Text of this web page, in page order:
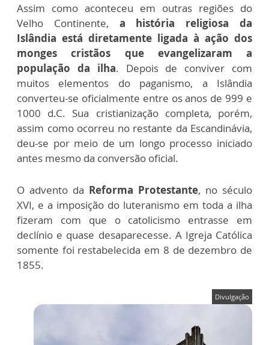
Assim como aconteceu em outras regiões do
Velho Continente, a história religiosa da
Islândia está diretamente ligada à ação dos
monges cristãos que evangelizaram a
população da ilha. Depois de conviver com
muitos elementos do paganismo, a Islândia
converteu-se oficialmente entre os anos de 999 e
1000 d.C. Sua cristianização completa, porém,
assim como ocorreu no restante da Escandinávia,
deu-se por meio de um longo processo iniciado
antes mesmo da conversão oficial.
O advento da Reforma Protestante, no século
XVI, e a imposição do luteranismo em toda a ilha
fizeram com que o catolicismo entrasse em
declínio e quase desaparecesse. A Igreja Católica
somente foi restabelecida em 8 de dezembro de
1855.
Divulgação